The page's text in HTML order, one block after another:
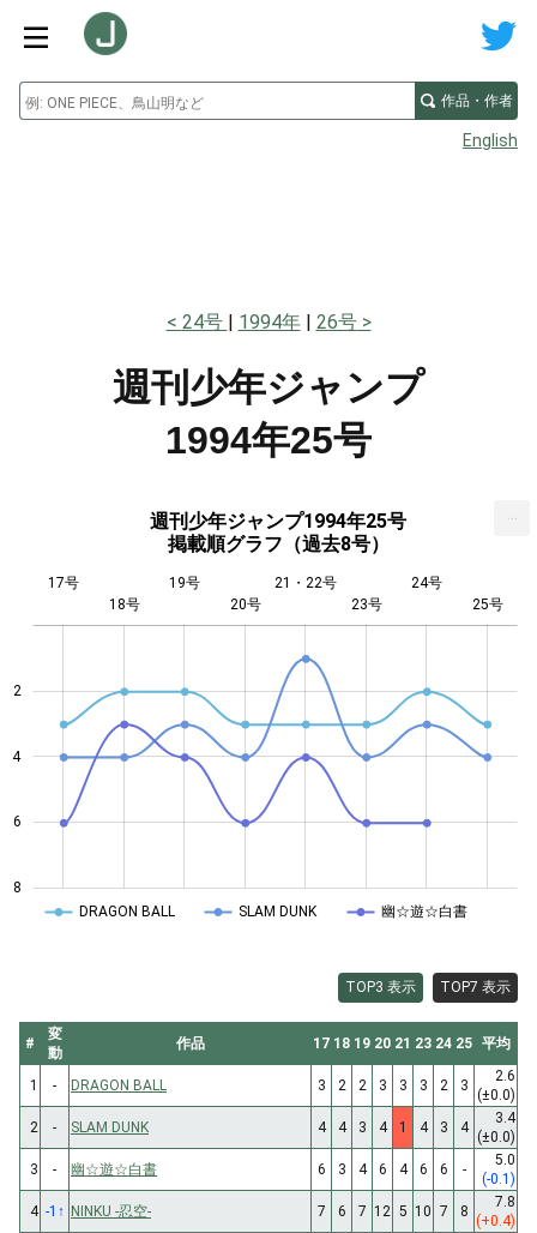
作品・作者
English
24号 1994年 26号
週刊少年ジャンプ
1994年25号
週刊少年ジャンプ1994年25号
掲載順グラフ（過去8号）
4
2
4
6
8
17号
18号
19号
20号
21・22号
23号
24号
25号
DRAGON BALL SLAM DUNK 幽☆遊☆白書
TOP3 表示 TOP7 表示
#
変
動
作品 17 18 19 20 21 23 24 25 平均
1 - DRAGON BALL 3 2 2 3 3 3 2 3
2.6
(±0.0)
2
- SLAM DUNK 4 4 3 4 1 4 3 4
3.4
(±0.0)
3
- 幽☆遊☆白書 6 3 4 6 4 6 6 -
5.0
(-0.1)
4 -1 ↑ NINKU -忍空- 7 6 7 12 5 10 7 8
7.8
(+0.4)